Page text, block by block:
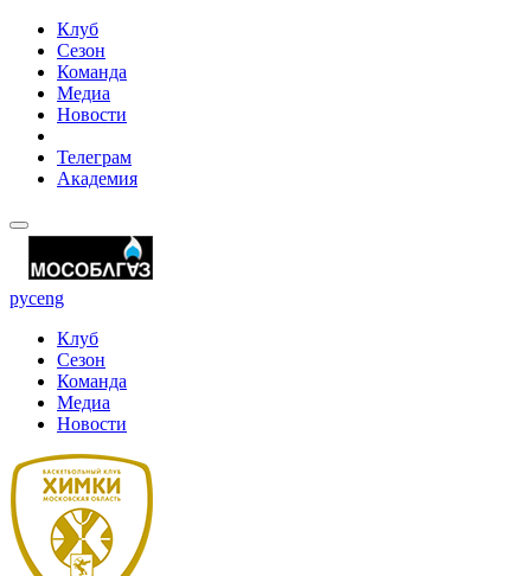
Клуб
Сезон
Команда
Медиа
Новости
Телеграм
Академия
русeng
Клуб
Сезон
Команда
Медиа
Новости